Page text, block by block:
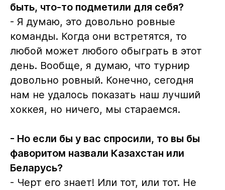
быть, что-то подметили для себя?
- Я думаю, это довольно ровные
команды. Когда они встретятся, то
любой может любого обыграть в этот
день. Вообще, я думаю, что турнир
довольно ровный. Конечно, сегодня
нам не удалось показать наш лучший
хоккея, но ничего, мы стараемся.
- Но если бы у вас спросили, то вы бы
фаворитом назвали Казахстан или
Беларусь?
- Черт его знает! Или тот, или тот. Не